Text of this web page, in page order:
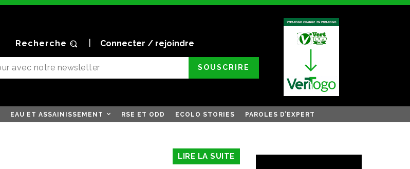
Recherche Connecter / rejoindre
SOUSCRIRE
EAU ET ASSAINISSEMENT RSE ET ODD ECOLO STORIES PAROLES D’EXPERT
LIRE LA SUITE